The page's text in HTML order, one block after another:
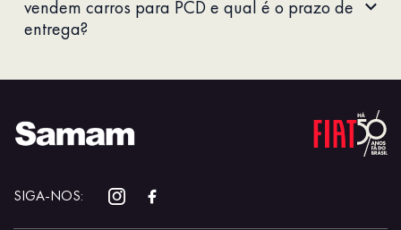
vendem carros para PCD e qual é o prazo de
entrega?
SIGA-NOS: